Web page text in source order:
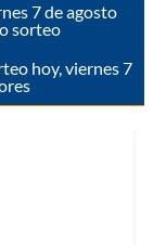
7 de agosto
sorteo
hoy, viernes 7